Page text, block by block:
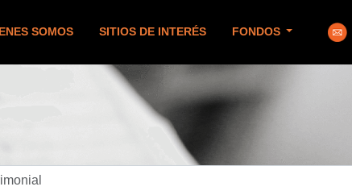
SOMOS SITIOS DE INTERÉS FONDOS